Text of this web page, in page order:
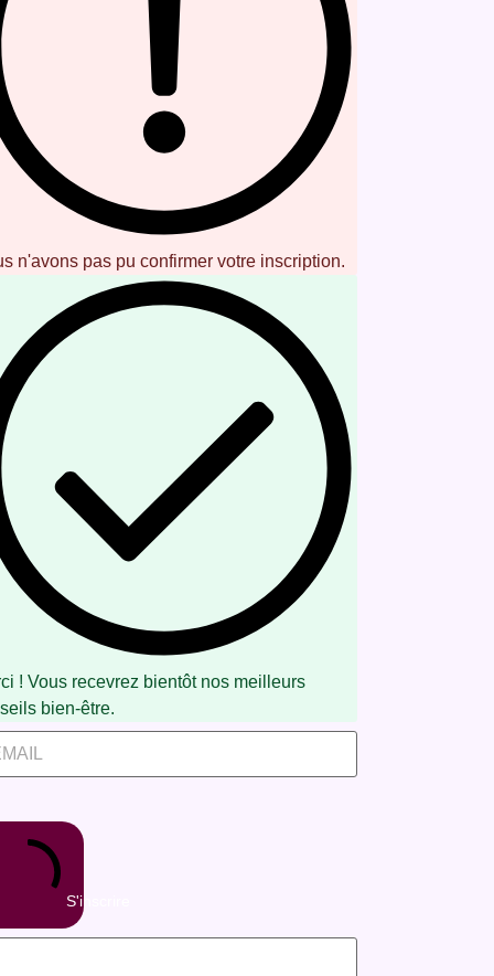
n'avons pas pu confirmer votre inscription.
! Vous recevrez bientôt nos meilleurs
bien-être.
S'inscrire